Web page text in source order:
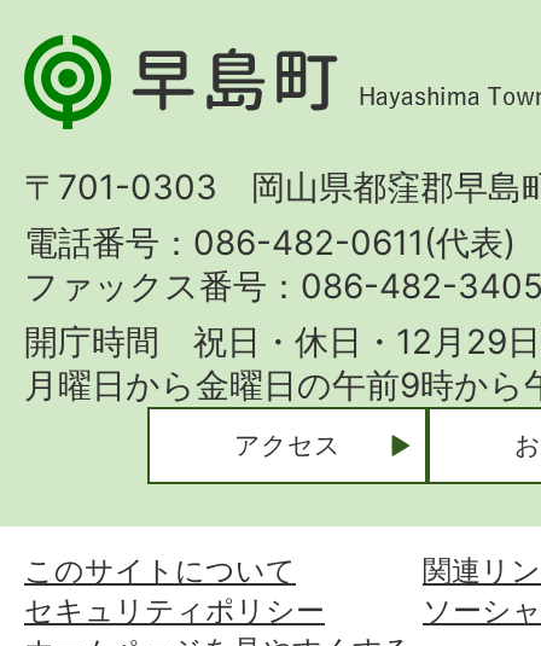
早
島
Hayashima
Town
〒701-0303 岡山県都窪郡早島
電話番号：086-482-0611(代表)
ファックス番号：086-482-
開庁時間 祝日・休日・12月29
月曜日から金曜日の午前9時か
アクセス
このサイトについて
関連リ
セキュリティポリシー
ソーシ